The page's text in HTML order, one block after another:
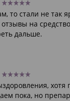
то стали не так
на
дальше.
хотя
пока, но